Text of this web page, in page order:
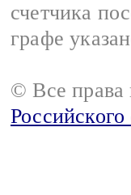
счетчика
графе
© Все права